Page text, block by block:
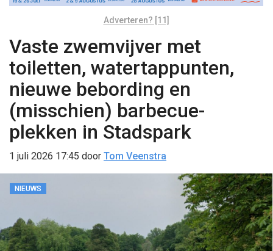
Adverteren? [11]
Vaste zwemvijver met
toiletten, watertappunten,
nieuwe bebording en
(misschien) barbecue-
plekken in Stadspark
1 juli 2026 17:45 door Tom Veenstra
NIEUWS